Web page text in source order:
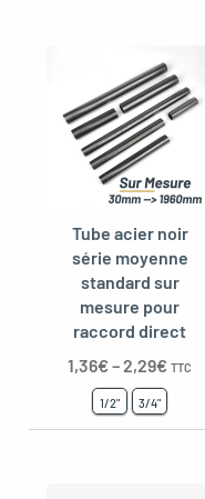
Tube acier noir
série moyenne
standard sur
mesure pour
raccord direct
1,36€–2,29€ TTC
1/2" 3/4"